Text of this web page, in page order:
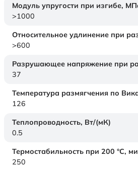
Модуль упругости при изгибе,
>1000
Относительное удлинение при
>600
Разрушающее напряжение при
37
Температура размягчения по
126
Теплопроводность, Вт/(мК)
0.5
Термостабильность при 200 °С,
250